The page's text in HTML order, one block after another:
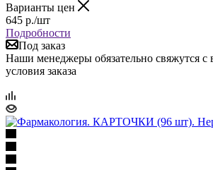
Варианты цен
645 р./шт
Подробности
Под заказ
Наши менеджеры обязательно свяжутся с
условия заказа